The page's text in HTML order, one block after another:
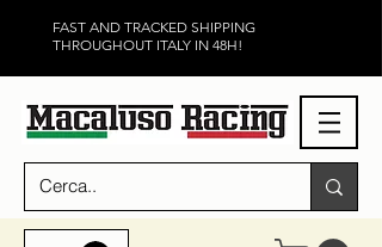
FAST AND TRACKED SHIPPING
THROUGHOUT ITALY IN 48H!